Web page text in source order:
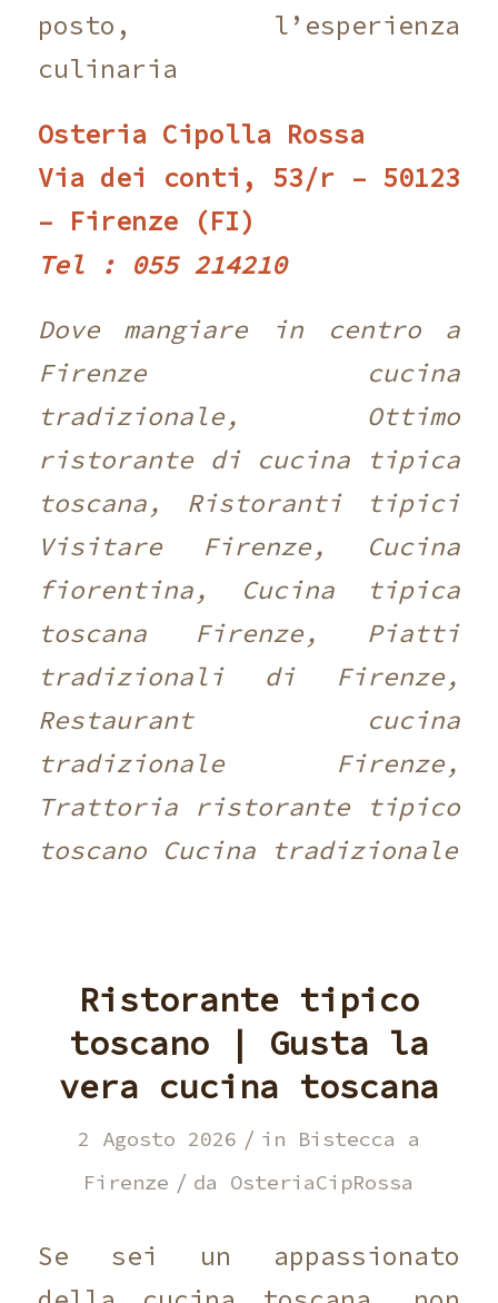
posto, l’esperienza
culinaria
Osteria Cipolla Rossa
Via dei conti, 53/r – 50123
– Firenze (FI)
Tel : 055 214210 ‎
Dove mangiare in centro a
Firenze cucina
tradizionale, Ottimo
ristorante di cucina tipica
toscana, Ristoranti tipici
Visitare Firenze, Cucina
fiorentina, Cucina tipica
toscana Firenze, Piatti
tradizionali di Firenze,
Restaurant cucina
tradizionale Firenze,
Trattoria ristorante tipico
toscano Cucina tradizionale
Ristorante tipico
toscano | Gusta la
vera cucina toscana
2 Agosto 2026 / in Bistecca a
Firenze / da OsteriaCipRossa
Se sei un appassionato